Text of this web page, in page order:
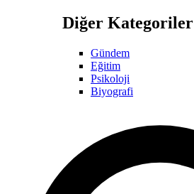
Diğer Kategoriler
Gündem
Eğitim
Psikoloji
Biyografi